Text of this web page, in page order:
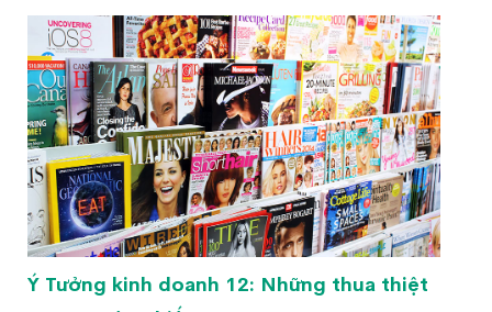
Ý Tưởng kinh doanh 12: Những thua thiệt